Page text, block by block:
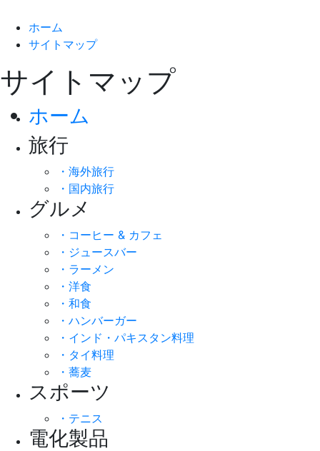
ホーム
サイトマップ
サイトマップ
ホーム
旅行
・海外旅行
・国内旅行
グルメ
・コーヒー & カフェ
・ジュースバー
・ラーメン
・洋食
・和食
・ハンバーガー
・インド・パキスタン料理
・タイ料理
・蕎麦
スポーツ
・テニス
電化製品